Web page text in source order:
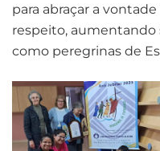
para abraçar a
respeito, aumentando
como peregrinas de